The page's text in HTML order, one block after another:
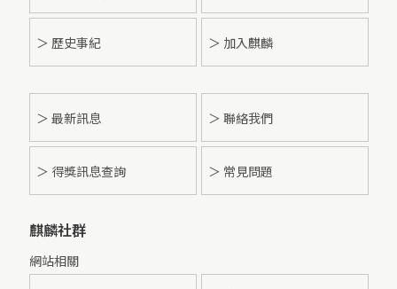
＞ 歷史事紀 ＞ 加入麒麟
＞ 最新訊息 ＞ 聯絡我們
＞ 得獎訊息查詢 ＞ 常見問題
麒麟社群
網站相關